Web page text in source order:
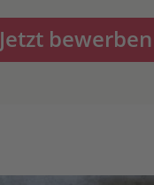
Jetzt bewerben